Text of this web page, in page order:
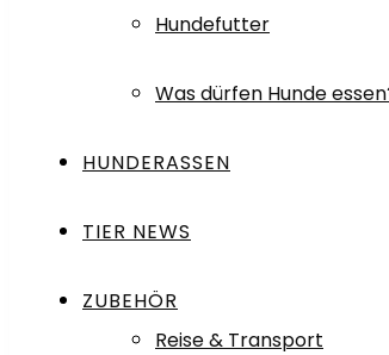
Hundefutter
Was dürfen Hunde
HUNDERASSEN
TIER NEWS
ZUBEHÖR
Reise & Transport